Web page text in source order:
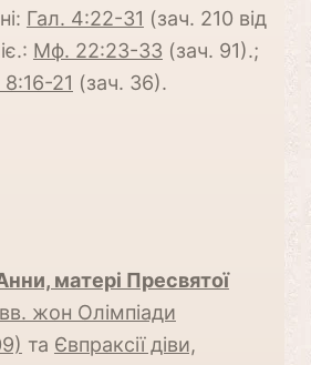
Гал. 4:22-31 (зач. 210 від
Мф. 22:23-33 (зач. 91).;
21 (зач. 36).
матері Пресвятої
жон Олімпіади
та Євпраксії діви,